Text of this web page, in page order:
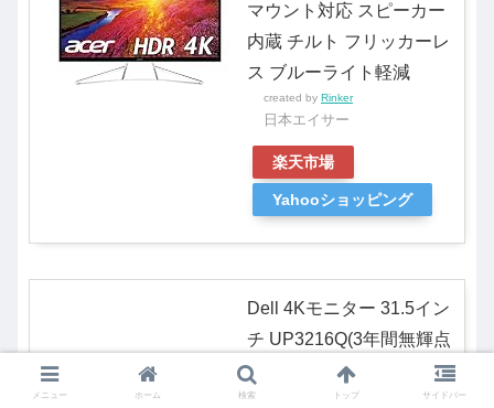
マウント対応 スピーカー
内蔵 チルト フリッカーレ
ス ブルーライト軽減
created by Rinker
日本エイサー
楽天市場
Yahooショッピング
Dell 4Kモニター 31.5イン
チ UP3216Q(3年間無輝点
交換保証/AdobeRGB
99.5%/広視野角/IPS非光
メニュー ホーム 検索 トップ サイドバー